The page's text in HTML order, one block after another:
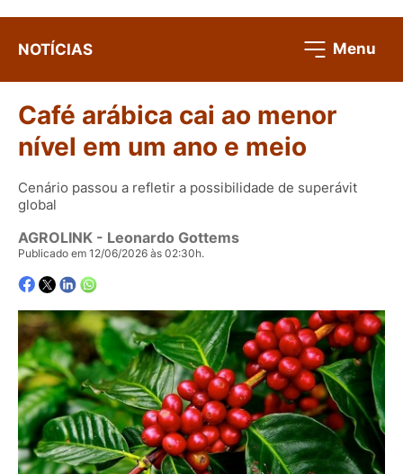
NOTÍCIAS Menu
Café arábica cai ao menor
nível em um ano e meio
Cenário passou a refletir a possibilidade de superávit
global
AGROLINK - Leonardo Gottems
Publicado em 12/06/2026 às 02:30h.